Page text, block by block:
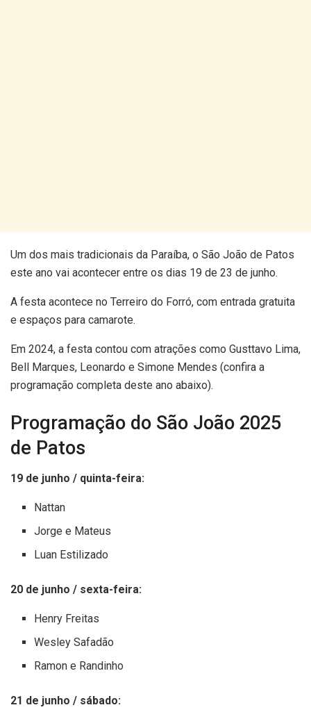
Um dos mais tradicionais da Paraíba, o São João de Patos
este ano vai acontecer entre os dias 19 de 23 de junho.
A festa acontece no Terreiro do Forró, com entrada gratuita
e espaços para camarote.
Em 2024, a festa contou com atrações como Gusttavo Lima,
Bell Marques, Leonardo e Simone Mendes (confira a
programação completa deste ano abaixo).
Programação do São João 2025
de Patos
19 de junho / quinta-feira:
Nattan
Jorge e Mateus
Luan Estilizado
20 de junho / sexta-feira:
Henry Freitas
Wesley Safadão
Ramon e Randinho
21 de junho / sábado: